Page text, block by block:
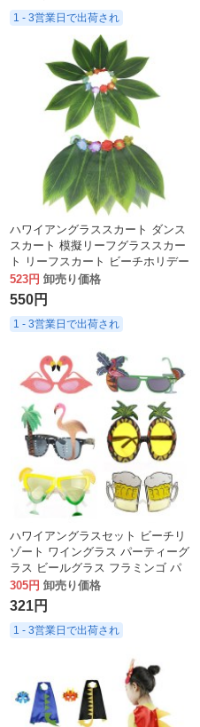
1 - 3営業日で出荷され
ハワイアングラススカート ダンス
スカート 模擬リーフグラススカー
ト リーフスカート ビーチホリデー
パーティー 装飾スカート パフォー
マンスリーフスカート
523円 卸売り価格
550円
1 - 3営業日で出荷され
ハワイアングラスセット ビーチリ
ゾート ワイングラス パーティーグ
ラス ビールグラス フラミンゴ パ
イナップルグラス
305円 卸売り価格
321円
1 - 3営業日で出荷され